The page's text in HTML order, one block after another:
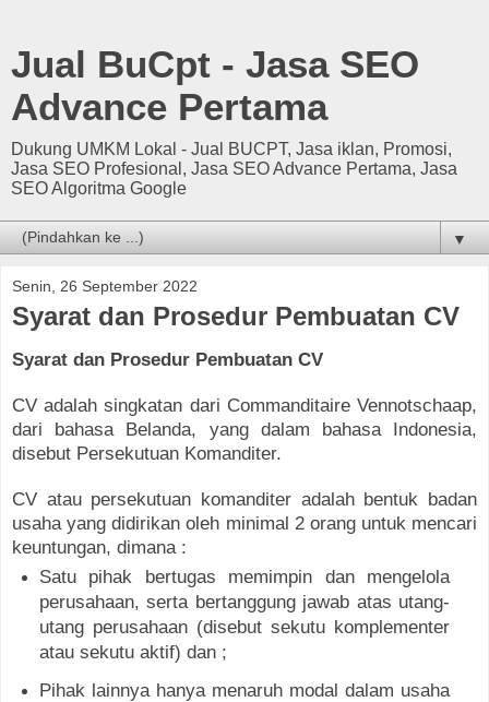
Jual BuCpt - Jasa SEO
Advance Pertama
Dukung UMKM Lokal - Jual BUCPT, Jasa iklan, Promosi,
Jasa SEO Profesional, Jasa SEO Advance Pertama, Jasa
SEO Algoritma Google
▼
Senin, 26 September 2022
Syarat dan Prosedur Pembuatan CV
Syarat dan Prosedur Pembuatan CV
CV adalah singkatan dari Commanditaire Vennotschaap,
dari bahasa Belanda, yang dalam bahasa Indonesia,
disebut Persekutuan Komanditer.
CV atau persekutuan komanditer adalah bentuk badan
usaha yang didirikan oleh minimal 2 orang untuk mencari
keuntungan, dimana :
Satu pihak bertugas memimpin dan mengelola
perusahaan, serta bertanggung jawab atas utang-
utang perusahaan (disebut sekutu komplementer
atau sekutu aktif) dan ;
Pihak lainnya hanya menaruh modal dalam usaha